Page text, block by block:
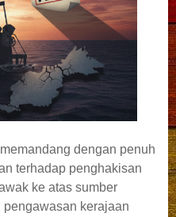
dengan penuh
terhadap penghakisan
ke atas sumber
kerajaan